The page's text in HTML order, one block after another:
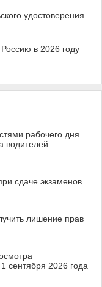
удостоверения
в 2026 году
рабочего дня
водителей
сдаче экзаменов
лишение прав
сентября 2026 года